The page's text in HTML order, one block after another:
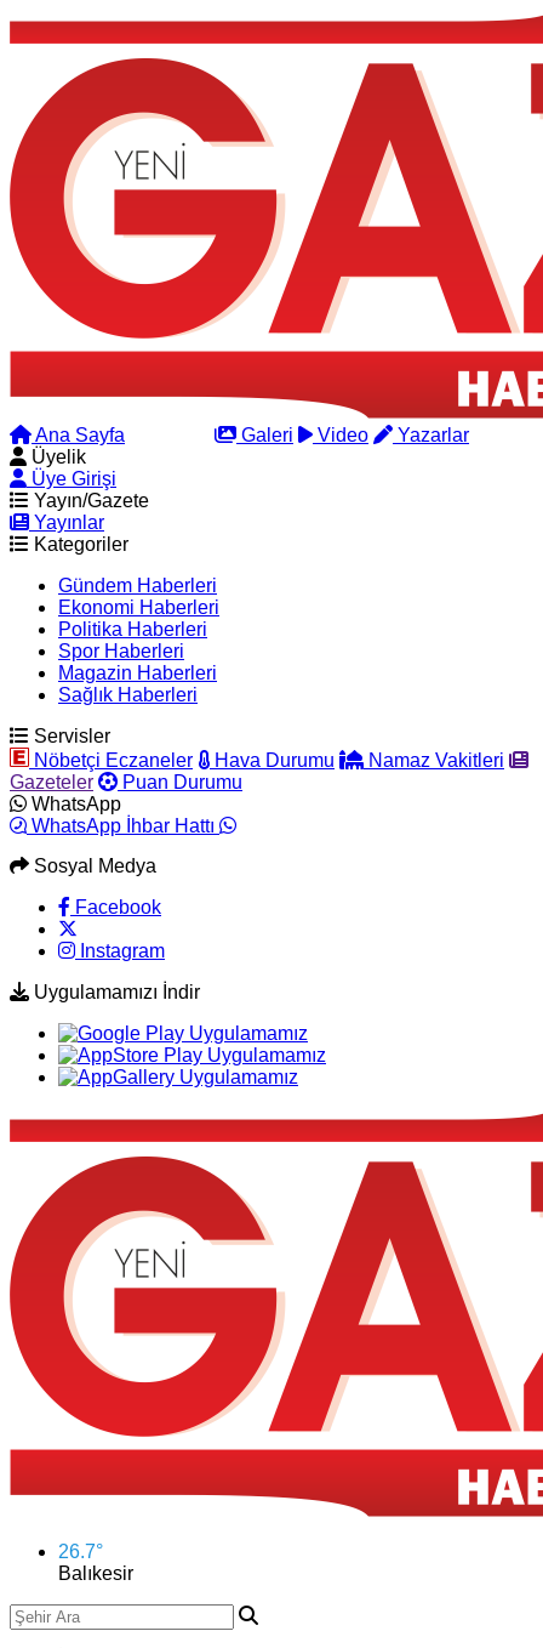
Ana Sayfa Galeri Video
Yazarlar
Üyelik
Üye Girişi
Yayın/Gazete
Yayınlar
Kategoriler
Gündem Haberleri
Ekonomi Haberleri
Politika Haberleri
Spor Haberleri
Magazin Haberleri
Sağlık Haberleri
Servisler
Nöbetçi Eczaneler
Hava Durumu
Namaz Vakitleri
Gazeteler
Puan Durumu
WhatsApp
WhatsApp İhbar Hattı
Sosyal Medya
Facebook
Instagram
Uygulamamızı İndir
26.7°
Balıkesir